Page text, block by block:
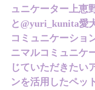
ュニケーター 上恵
と @yuri_kunita 愛
コミュニケーショ
ニマルコミュニケ
じていただきたい
ンを活用した ペッ